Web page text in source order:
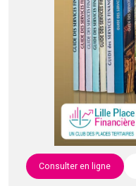
Consulter en ligne